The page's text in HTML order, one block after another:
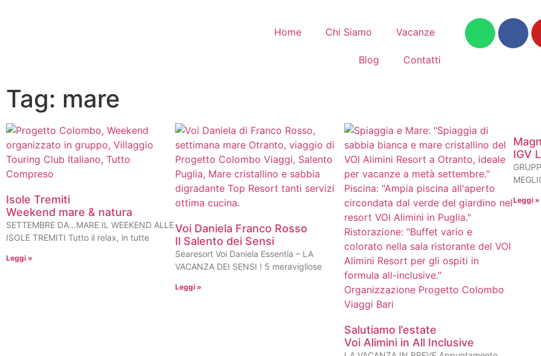
Home Chi Siamo Vacanze
Blog Contatti
Tag: mare
Isole Tremiti
Weekend mare & natura
SETTEMBRE DA…MARE IL WEEKEND ALLE
ISOLE TREMITI Tutto il relax, in tutte
Leggi »
Voi Daniela Franco Rosso
Il Salento dei Sensi
Searesort Voi Daniela Essentia – LA
VACANZA DEI SENSI ! 5 meravigliose
Leggi »
Salutiamo l’estate
Voi Alimini in All Inclusive
IGV
Leggi »